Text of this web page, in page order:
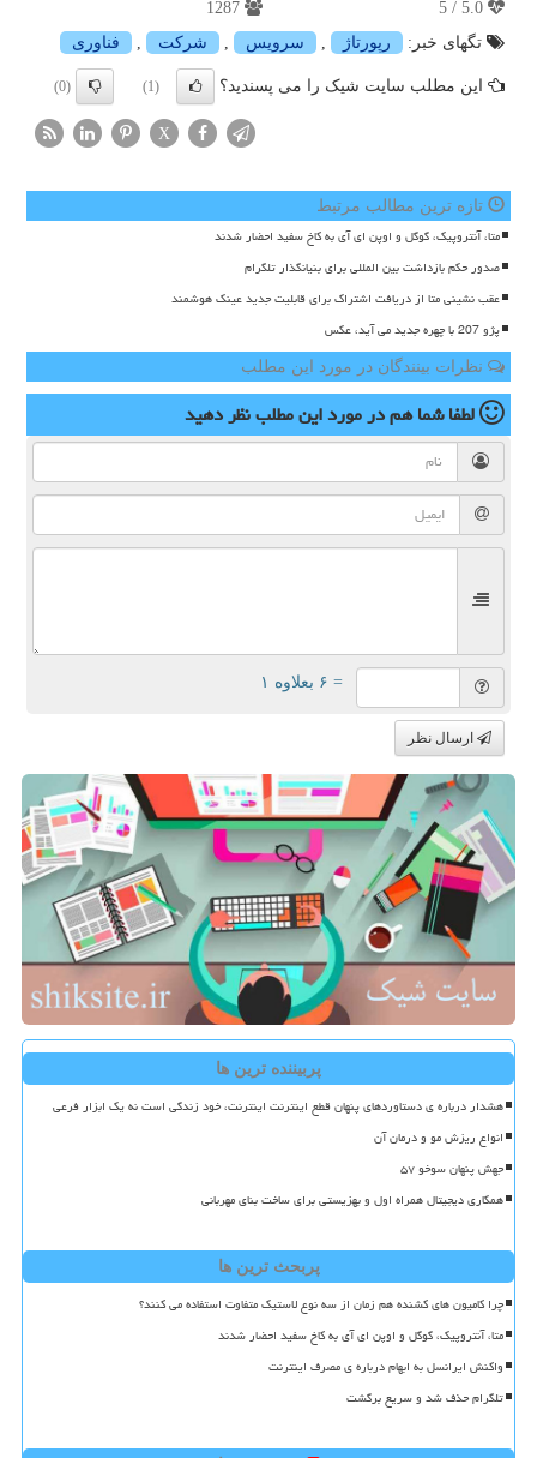
تگهای خبر:
رپورتاژ سرویس شركت فناوری
این مطلب سایت شیک را می پسندید؟ (1)
(0)
X
تازه ترین مطالب مرتبط
متا، آنتروپیک، گوگل و اوپن ای آی به کاخ سفید احضار شدند
صدور حکم بازداشت بین المللی برای بنیانگذار تلگرام
عقب نشینی متا از دریافت اشتراک برای قابلیت جدید عینک هوشمند
پژو 207 با چهره جدید می آید، عکس
نظرات بینندگان در مورد این مطلب
لطفا شما همدر مورد این مطلبنظر دهید
= ۶ بعلاوه ۱
ارسال نظر
پربیننده ترین ها
هشدار درباره ی دستاوردهای پنهان قطع اینترنت اینترنت، خود زندگی است نه یک ابزار فرعی
انواع ریزش مو و درمان آن
جهش پنهان سوخو ۵۷
همکاری دیجیتال همراه اول و بهزیستی برای ساخت بنای مهربانی
پربحث ترین ها
چرا کامیون های کشنده هم زمان از سه نوع لاستیک متفاوت استفاده می کنند؟
متا، آنتروپیک، گوگل و اوپن ای آی به کاخ سفید احضار شدند
واکنش ایرانسل به ابهام درباره ی مصرف اینترنت
تلگرام حذف شد و سریع برگشت